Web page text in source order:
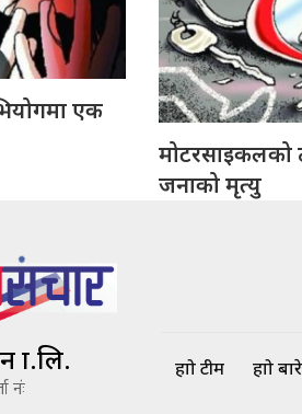
एक
जनाको मृत्यु
नंः
हाम्रो टीम हाम्रो